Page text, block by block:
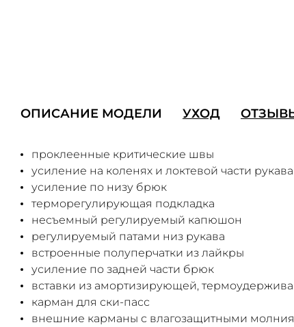
ОПИСАНИЕ МОДЕЛИ УХОД
проклеенные критические швы
усиление на коленях и локтевой части рукава
усиление по низу брюк
терморегулирующая подкладка
несъемный регулируемый капюшон
регулируемый патами низ рукава
встроенные полуперчатки из лайкры
усиление по задней части брюк
вставки из амортизирующей,
карман для ски-пасс
внешние карманы с влагозащитными